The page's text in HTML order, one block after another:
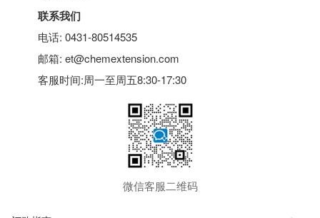
联系我们
电话: 0431-80514535
邮箱: et@chemextension.com
客服时间:周一至周五8:30-17:30
微信客服二维码